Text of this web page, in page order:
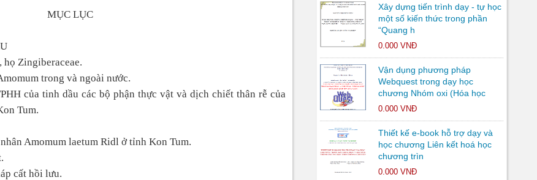
MỤC LỤC
họ Zingiberaceae.
trong và ngoài nước.
của tinh dầu các bộ phận thực vật và dịch chiết thân rễ của
Tum.
Amomum laetum Ridl ở tỉnh Kon Tum.
cất hồi lưu.
Xây dựng tiến trình dạy - tự học
một số kiến thức trong phần
“Quang h
0.000 VNĐ
Vận dụng phương pháp
Webquest trong dạy học
chương Nhóm oxi (Hóa học
0.000 VNĐ
Thiết kế e-book hỗ trợ dạy và
học chương Liên kết hoá học
chương trìn
0.000 VNĐ